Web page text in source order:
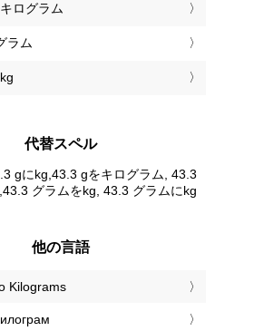
ログラム
ラム
代替スペル
gにkg,43.3 gをキログラム, 43.3
グラムをkg, 43.3 グラムにkg
他の言語
Kilograms